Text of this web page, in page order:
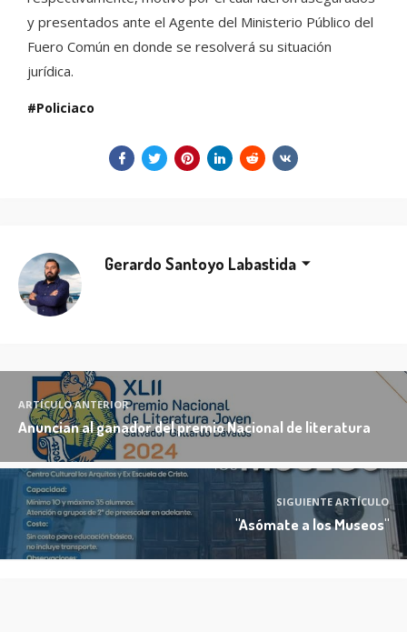
y presentados ante el Agente del Ministerio Público del
Fuero Común en donde se resolverá su situación
jurídica.
Policiaco
Gerardo Santoyo Labastida
ARTÍCULO ANTERIOR
Anuncian al ganador del premio Nacional de literatura
SIGUIENTE ARTÍCULO
"Asómate a los Museos"